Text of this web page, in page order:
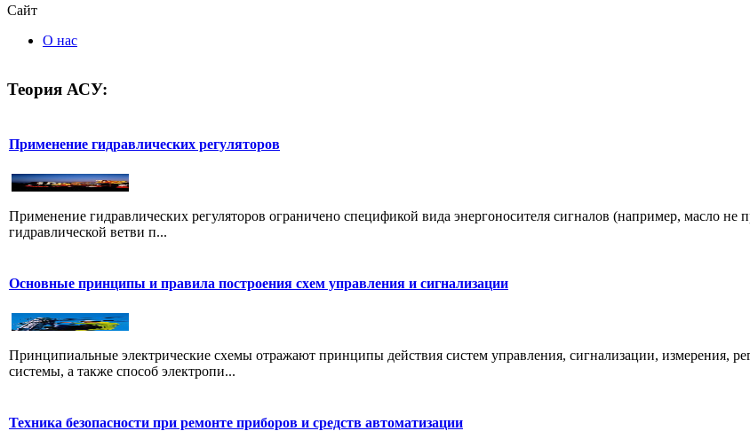
Сайт
О нас
Теория АСУ:
Применение гидравлических регуляторов
Применение гидравлических регуляторов ограничено спецификой вида энергоносителя сигналов (например, масло не
гидравлической ветви п...
Основные принципы и правила построения схем управления и сигнализации
Принципиальные электрические схемы отражают принципы действия систем управления, сигнализации, измерения,
системы, а также способ электропи...
Техника безопасности при ремонте приборов и средств автоматизации